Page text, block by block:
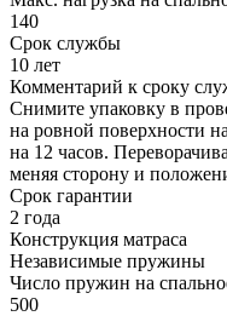
140
Срок службы
10 лет
Комментарий к сроку
Снимите упаковку в
на ровной поверхности
на 12 часов.
меняя сторону и
Срок гарантии
2 года
Конструкция матраса
Независимые пружины
Число пружин на
500